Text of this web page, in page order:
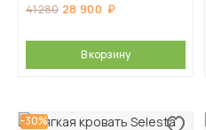
41 280 28 900
В корзину
-30%